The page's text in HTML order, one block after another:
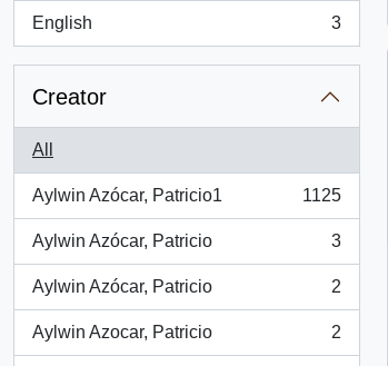
English
, 3 results
3
Creator
All
Aylwin Azócar, Patricio1
, 1125 results
1125
Aylwin Azócar, Patricio
, 3 results
3
Aylwin Azócar, Patricio
, 2 results
2
Aylwin Azocar, Patricio
, 2 results
2